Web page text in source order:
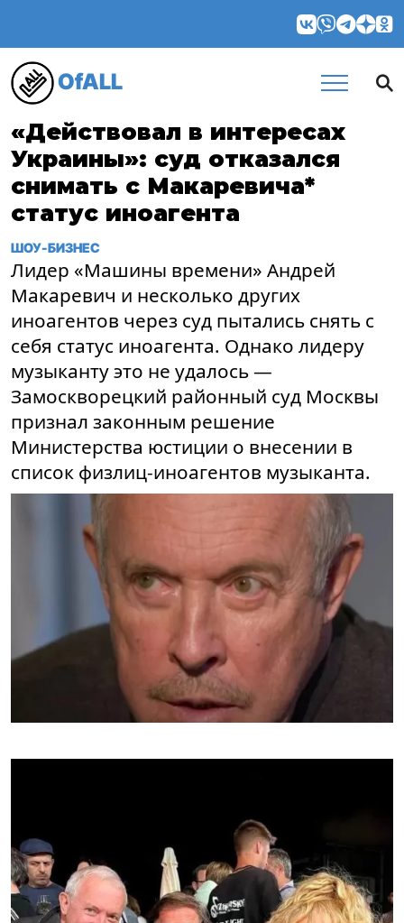
OfALL
«Действовал в интересах
Украины»: суд отказался
снимать с Макаревича*
статус иноагента
ШОУ-БИЗНЕС
Лидер «Машины времени» Андрей
Макаревич и несколько других
иноагентов через суд пытались снять с
себя статус иноагента. Однако лидеру
музыканту это не удалось —
Замоскворецкий районный суд Москвы
признал законным решение
Министерства юстиции о внесении в
список физлиц-иноагентов музыканта.